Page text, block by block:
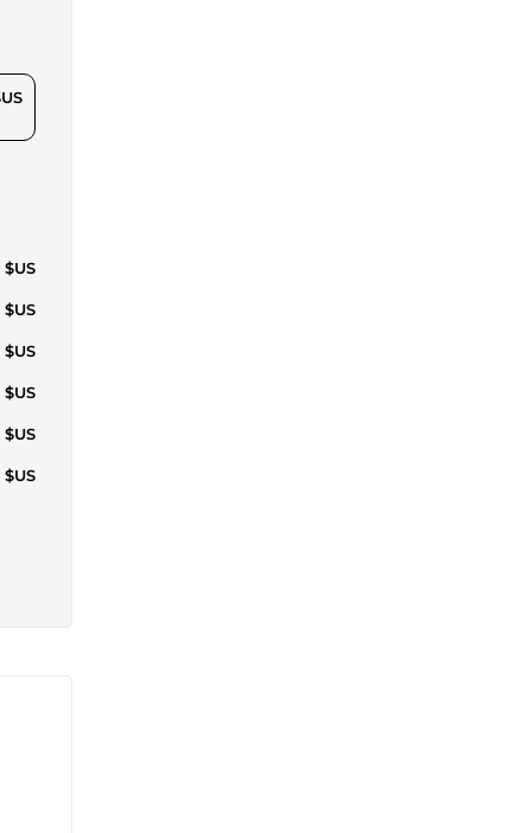
$US
$US
$US
$US